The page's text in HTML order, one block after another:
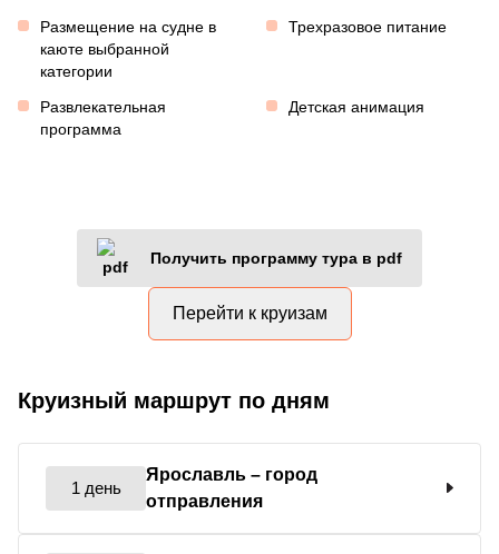
Размещение на судне в
каюте выбранной
категории
Трехразовое питание
Развлекательная
программа
Детская анимация
Получить программу тура в pdf
Перейти к круизам
Круизный маршрут по дням
1 день
Ярославль – город
отправления